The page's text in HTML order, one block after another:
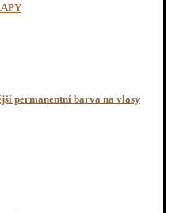
permanentní barva na vlasy